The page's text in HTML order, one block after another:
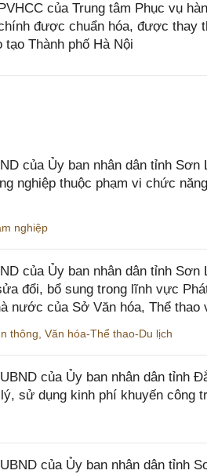
của Trung tâm Phục vụ
được chuẩn hóa, được thay
Thành phố Hà Nội
của Ủy ban nhân dân tỉnh
nghiệp thuộc phạm vi chức
nghiệp
của Ủy ban nhân dân tỉnh
đổi, bổ sung trong lĩnh vực
nước của Sở Văn hóa, Thể thao
thông Văn hóa-Thể thao-Du lịch
của Ủy ban nhân dân tỉnh
sử dụng kinh phí khuyến công
của Ủy ban nhân dân tỉnh